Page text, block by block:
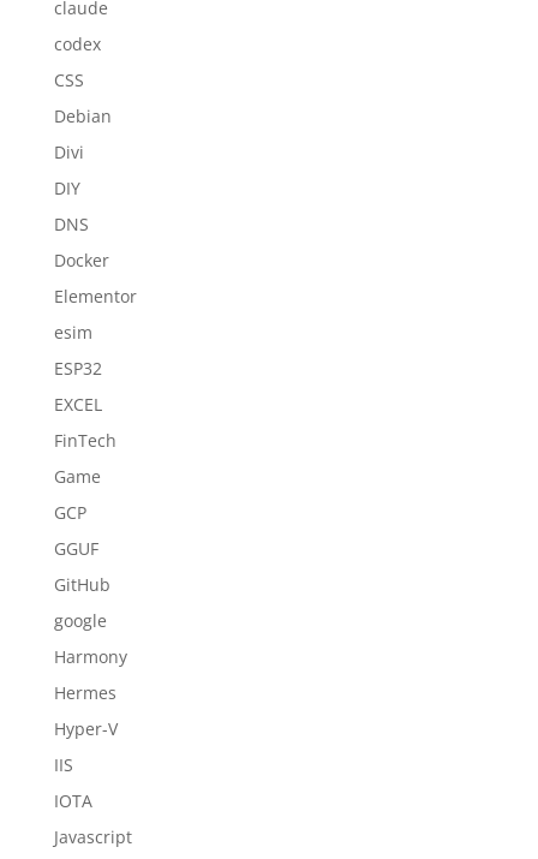
claude
codex
CSS
Debian
Divi
DIY
DNS
Docker
Elementor
esim
ESP32
EXCEL
FinTech
Game
GCP
GGUF
GitHub
google
Harmony
Hermes
Hyper-V
IIS
IOTA
Javascript